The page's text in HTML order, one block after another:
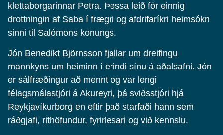
klettaborgarinnar Petra. Þessa leið fór einnig
drottningin af Saba í frægri og afdrifaríkri heimsókn
sinni til Salómons konungs.
Jón Benedikt Björnsson fjallar um dreifingu
mannkyns um heiminn í erindi sínu á aðalsafni. Jón
er sálfræðingur að mennt og var lengi
félagsmálastjóri á Akureyri, þá sviðsstjóri hjá
Reykjavíkurborg en eftir það starfaði hann sem
ráðgjafi, rithöfundur, fyrirlesari og við kennslu.